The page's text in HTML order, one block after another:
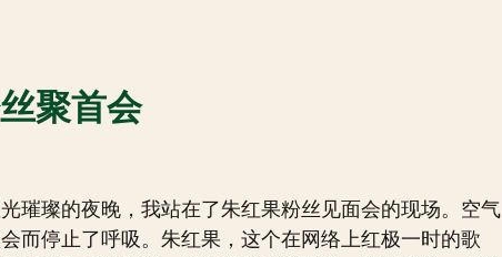
聚首会
璀璨的夜晚，我站在了朱红果粉丝见面会的现场。空气
而停止了呼吸。朱红果，这个在网络上红极一时的歌